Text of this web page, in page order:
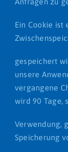
Ein Cookie ist
gespeichert
unsere
vergangene
wird 90 Tage,
Verwendung,
Speicherung